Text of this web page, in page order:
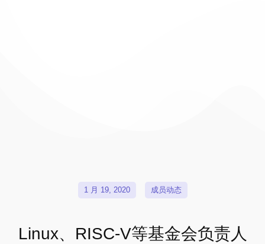
1 月 19, 2020 成员动态
Linux、RISC-V等基金会负责人